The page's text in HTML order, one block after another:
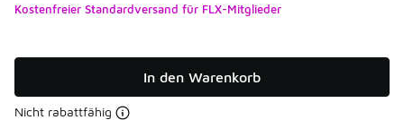
Kostenfreier Standardversand für FLX-Mitglieder
In den Warenkorb
Nicht rabattfähig